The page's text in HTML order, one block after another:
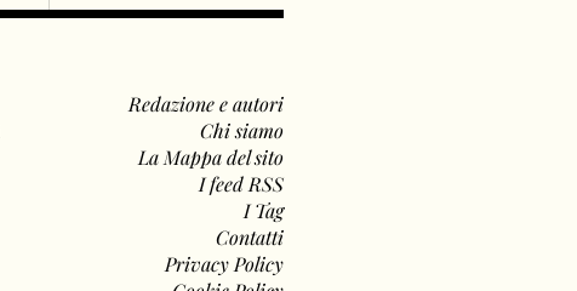
Redazione e autori
Chi siamo
La Mappa del sito
I feed RSS
I Tag
Contatti
Privacy Policy